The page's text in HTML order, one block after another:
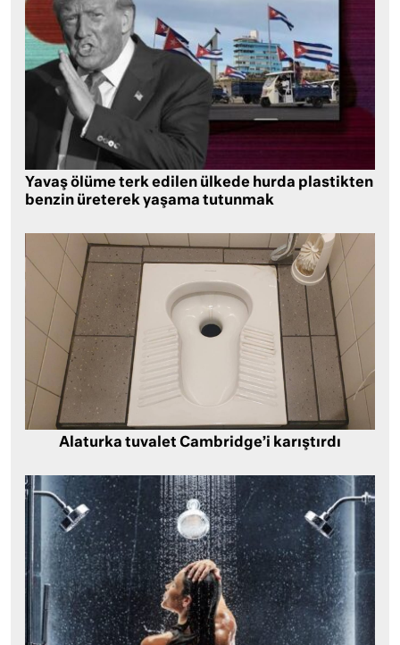
Yavaş ölüme terk edilen ülkede hurda plastikten
benzin üreterek yaşama tutunmak
Alaturka tuvalet Cambridge’i karıştırdı